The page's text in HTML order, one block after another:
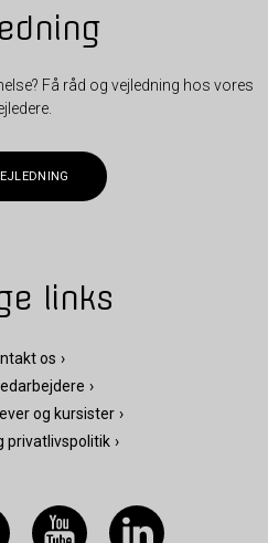
Få råd og vejledning hos vores
links
os
og kursister
privatlivspolitik